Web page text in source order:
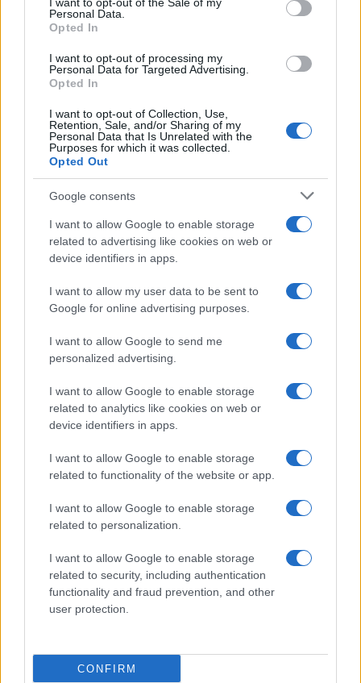
Personal Data.
Opted In
I want to opt-out of processing my
Personal Data for Targeted Advertising.
Opted In
I want to opt-out of Collection, Use,
Retention, Sale, and/or Sharing of my
Personal Data that Is Unrelated with the
Purposes for which it was collected.
Opted Out
Google consents
I want to allow Google to enable storage
related to advertising like cookies on web or
device identifiers in apps.
I want to allow my user data to be sent to
Google for online advertising purposes.
I want to allow Google to send me
personalized advertising.
I want to allow Google to enable storage
related to analytics like cookies on web or
device identifiers in apps.
I want to allow Google to enable storage
related to functionality of the website or app.
I want to allow Google to enable storage
related to personalization.
I want to allow Google to enable storage
related to security, including authentication
functionality and fraud prevention, and other
user protection.
CONFIRM
Easter Volley trasforma Ancona in un centro di pallavolo
giovanile e solidarietà: oltre 150 squadre, 31 impianti e una
raccolta fondi per…
Bianca Magni · 3 Apr 2026
MOTORI
Gp della Thailandia 2026: tutto sul via del
Il mondiale Moto2 2026 si apre a Buriram: programma del
weekend, informazioni su come vedere la gara e i punti
Bianca Magni · 1 Mar 2026
cosa cambia per le aziende
Un'analisi tecnica e pratica di come l'intelligenza artificiale